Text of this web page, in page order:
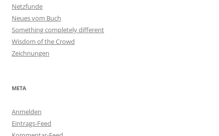
Netzfunde
Neues vom Buch
Something completely different
Wisdom of the Crowd
Zeichnungen
META
Anmelden
Eintrags-Feed